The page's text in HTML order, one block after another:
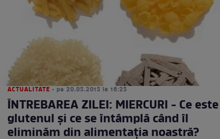
ACTUALITATE • pe 20.05.2015 la 16:25
ÎNTREBAREA ZILEI: MIERCURI - Ce este
glutenul şi ce se întâmplă când îl
eliminăm din alimentaţia noastră?